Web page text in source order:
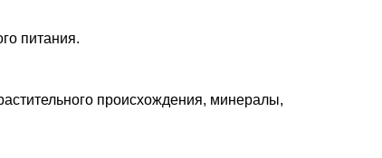
питания.
происхождения, минералы,